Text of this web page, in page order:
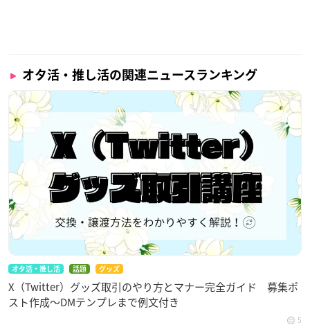
オタ活・推し活の関連ニュースランキング
オタ活・推し活 話題 グッズ
X（Twitter）グッズ取引のやり方とマナー完全ガイド 募集ポ
スト作成〜DMテンプレまで例文付き
5